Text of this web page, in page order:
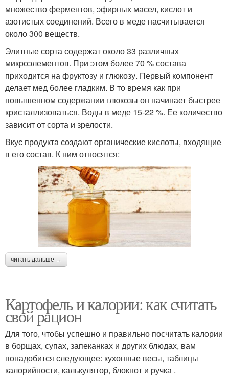
множество ферментов, эфирных масел, кислот и
азотистых соединений. Всего в меде насчитывается
около 300 веществ.
Элитные сорта содержат около 33 различных
микроэлементов. При этом более 70 % состава
приходится на фруктозу и глюкозу. Первый компонент
делает мед более гладким. В то время как при
повышенном содержании глюкозы он начинает быстрее
кристаллизоваться. Воды в меде 15-22 %. Ее количество
зависит от сорта и зрелости.
Вкус продукта создают органические кислоты, входящие
в его состав. К ним относятся:
читать дальше →
Картофель и калории: как считать
свой рацион
Для того, чтобы успешно и правильно посчитать калории
в борщах, супах, запеканках и других блюдах, вам
понадобится следующее: кухонные весы, таблицы
калорийности, калькулятор, блокнот и ручка .